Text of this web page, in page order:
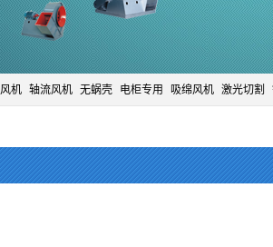
机 轴流风机 无蜗壳 电柜专用 吸绵风机 激光切割